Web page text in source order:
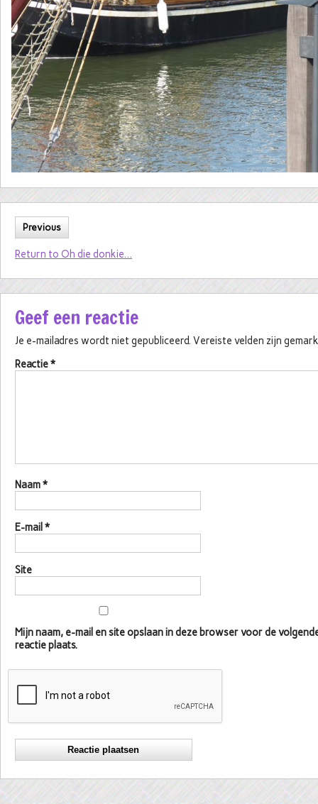
Previous
Return to Oh die donkie…
Geef een reactie
Je e-mailadres wordt niet gepubliceerd. Vereiste velden zijn
Reactie*
Naam*
E-mail *
Site
Mijn naam, e-mail en site opslaan in deze browser voor de
reactie plaats.